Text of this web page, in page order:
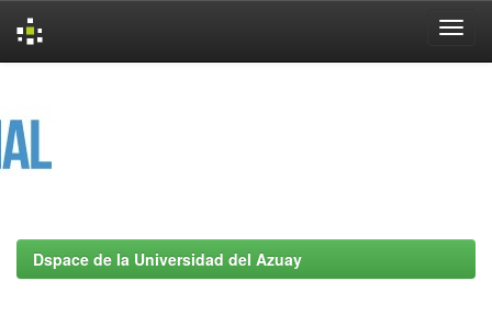
Dspace de la Universidad del Azuay